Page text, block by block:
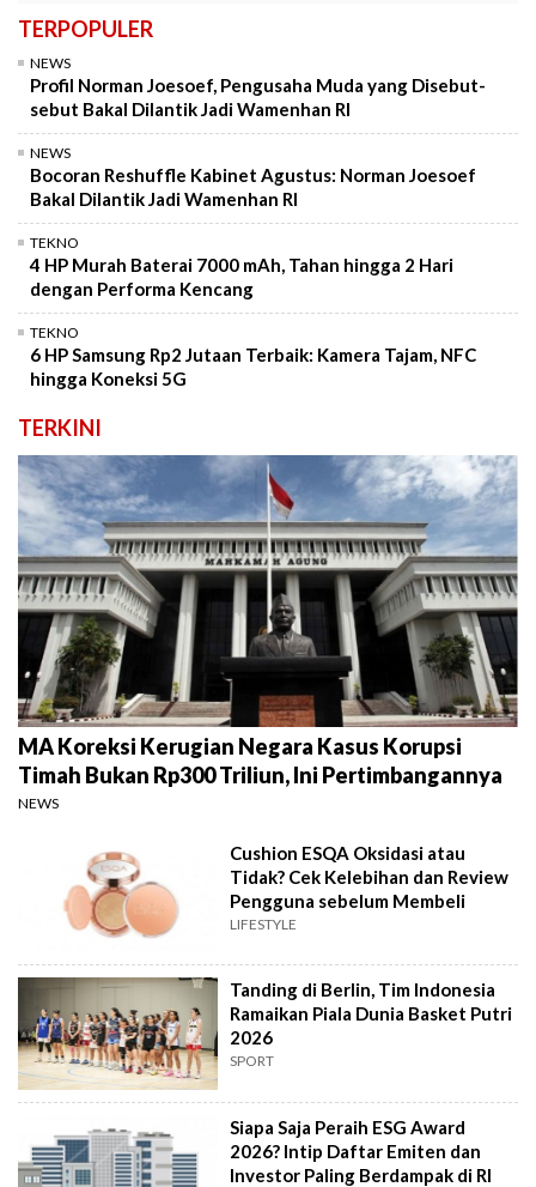
TERPOPULER
NEWS
Profil Norman Joesoef, Pengusaha Muda yang Disebut-
sebut Bakal Dilantik Jadi Wamenhan RI
NEWS
Bocoran Reshuffle Kabinet Agustus: Norman Joesoef
Bakal Dilantik Jadi Wamenhan RI
TEKNO
4 HP Murah Baterai 7000 mAh, Tahan hingga 2 Hari
dengan Performa Kencang
TEKNO
6 HP Samsung Rp2 Jutaan Terbaik: Kamera Tajam, NFC
hingga Koneksi 5G
TERKINI
MA Koreksi Kerugian Negara Kasus Korupsi
Timah Bukan Rp300 Triliun, Ini Pertimbangannya
NEWS
Cushion ESQA Oksidasi atau
Tidak? Cek Kelebihan dan Review
Pengguna sebelum Membeli
LIFESTYLE
Tanding di Berlin, Tim Indonesia
Ramaikan Piala Dunia Basket Putri
2026
SPORT
Siapa Saja Peraih ESG Award
2026? Intip Daftar Emiten dan
Investor Paling Berdampak di RI